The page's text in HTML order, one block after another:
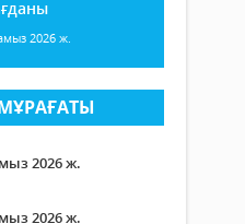
2026 ж.
2026 ж.
2026 ж.